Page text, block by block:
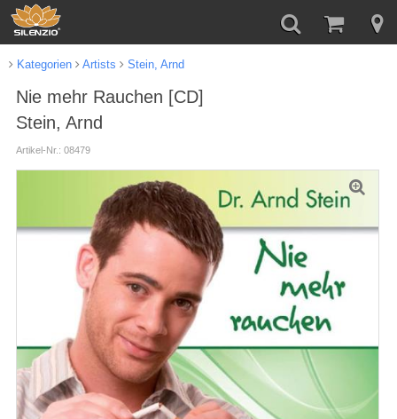
Kategorien Artists Stein, Arnd
Nie mehr Rauchen [CD]
Stein, Arnd
Artikel-Nr.: 08479